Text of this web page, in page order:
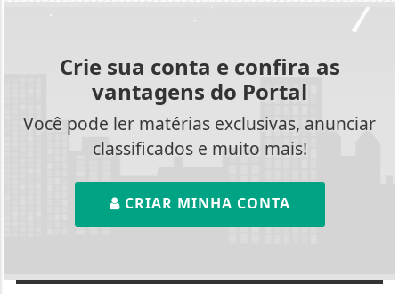
Crie sua conta e confira as
vantagens do Portal
Você pode ler matérias exclusivas, anunciar
classificados e muito mais!
CRIAR MINHA CONTA